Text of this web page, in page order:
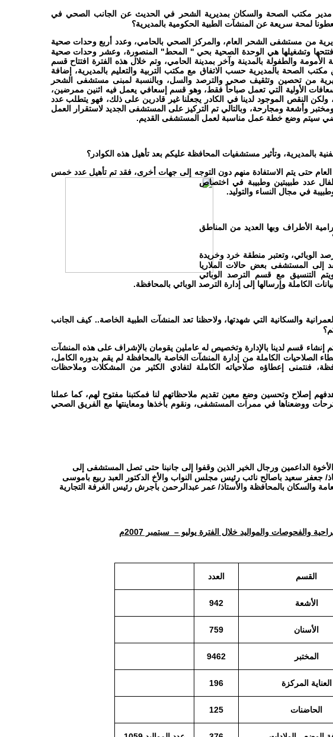
مكتب الصحة والسكان بمديرية الشحر في الحديث عن الجانب الصحي في
لمحة سريعة عن المنشآت الطبية الحكومية بالمديرية؟
من مستشفى الشحر العام، والمركز الصحي بالحامي، وعدد أربع وحدات صحية
وتشغيلها هي الوحدة الصحية بحي " المحط" المنصورة، وعشر وحدات صحية
الأمومة والطفولة بالمدينة وآخر بمدينة الحامي، وتم خلال هذه الفترة افتتاح قسم
الصحة بالمديرية حسب الاتفاق مع مكتب التربية والتعليم بالمديرية، إضافة
من تحصين وتثقيف صحي والترصد والسل، وبالنسبة لمبنى مستشفى الشحر
الأولية التي تعمل صباحاً فقط، وهو قسم إسعافي يعمل فيه اثنين ممرضين،
النقص الموجود لدينا في الكادر يجعلنا غير قادرين على ذلك، فهو يتطلب عدد
وأشعة ومجارحة، وبالتالي تم التركيز على المستشفى الجديد لاستقرار العمل
سيتم وضع خطة عمل مناسبة لعمل المستشفى القديم.
بالمديرية، وتأثير مستشفيات المحافظة عليكم بعد تأهيل هذه الكوادر؟
حتى يتم الاستفادة منهم دون التوجه إلى جهات أخرى، فقد تم تأهيل عدد خمس
عدد طبيبتين وطبيبة في اختصاص
في مجال النساء والتوليد.
الأطراف وبها العديد من المناطق
الوبائي، وتعتبر منطقة خرد وخريدة
إلى المستشفى بعض حالات الملاريا
التنسيق مع قسم الترصد الوبائي
الكاملة وإرسالها إلى إدارة الترصد الوبائي بالمحافظة.
والسكانية التي شهدتها، ولاحظنا تعد المنشآت الطبية الخاصة.. كيف الجانب
إنشاء قسم لدينا بالإدارة وتخصيص له عاملين يقومان بالإشراف على هذه المنشآت
الصلاحيات الكاملة من إدارة المنشآت الخاصة بالمحافظة لم يقم بدوره الكامل،
فنتمنى إعطاؤه صلاحياته الكاملة لتفادي الكثير من المشكلات وملاحظات
إصلاح وتحسين وضع معين تقديم ملاحظاتهم لنا فمكتبنا مفتوح لهم، كما عملنا
ووضعناها في ممرات المستشفى، ونقوم بأخذها ومعاينتها مع الفريق الصحي
الداعمين ورجال الخير الذين وقفوا إلى جانبنا حتى تصل المستشفى إلى
جعفر سعيد باصالح نائب رئيس مجلس النواب والأخ الدكتور العبد ربيع باموسى
والسكان بالمحافظة والأستاذ/ عمر عبدالرحمن باجرش رئيس الغرفة التجارية
والفحوصات والمواليد خلال الفترة يوليو – سبتمبر 2007م
القسم العدد
الأشعة 942
الأسنان 759
المختبر 9462
العناية المركزة 196
الحاضنات 125